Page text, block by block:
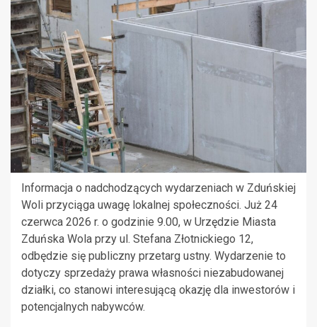
Informacja o nadchodzących wydarzeniach w Zduńskiej
Woli przyciąga uwagę lokalnej społeczności. Już 24
czerwca 2026 r. o godzinie 9.00, w Urzędzie Miasta
Zduńska Wola przy ul. Stefana Złotnickiego 12,
odbędzie się publiczny przetarg ustny. Wydarzenie to
dotyczy sprzedaży prawa własności niezabudowanej
działki, co stanowi interesującą okazję dla inwestorów i
potencjalnych nabywców.